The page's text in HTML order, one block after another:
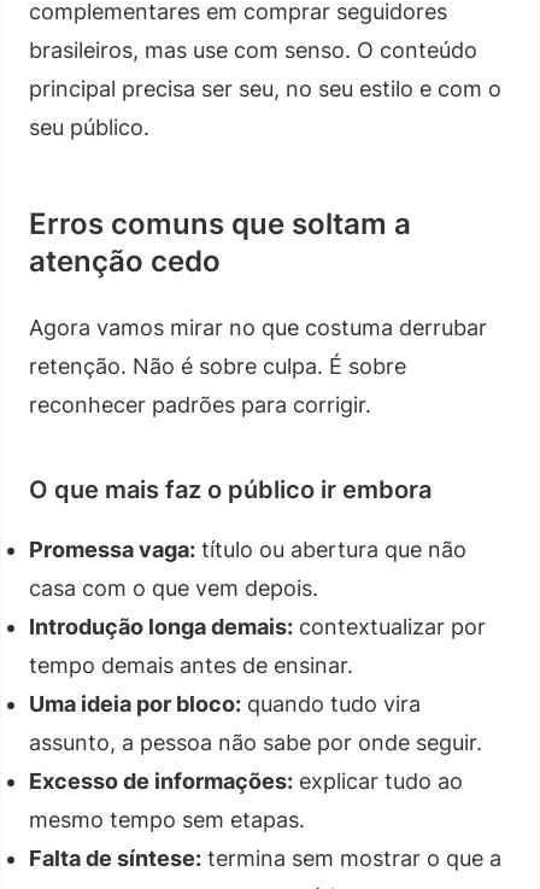
complementares em comprar seguidores
brasileiros, mas use com senso. O conteúdo
principal precisa ser seu, no seu estilo e com o
seu público.
Erros comuns que soltam a
atenção cedo
Agora vamos mirar no que costuma derrubar
retenção. Não é sobre culpa. É sobre
reconhecer padrões para corrigir.
O que mais faz o público ir embora
Promessa vaga: título ou abertura que não
casa com o que vem depois.
Introdução longa demais: contextualizar por
tempo demais antes de ensinar.
Uma ideia por bloco: quando tudo vira
assunto, a pessoa não sabe por onde seguir.
Excesso de informações: explicar tudo ao
mesmo tempo sem etapas.
Falta de síntese: termina sem mostrar o que a